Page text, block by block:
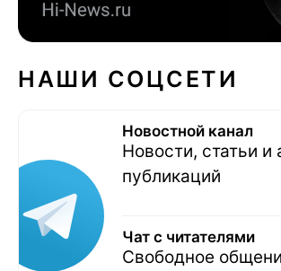
НАШИ СОЦСЕТИ
Новостной канал
Новости, статьи и
публикаций
Чат с читателями
Свободное